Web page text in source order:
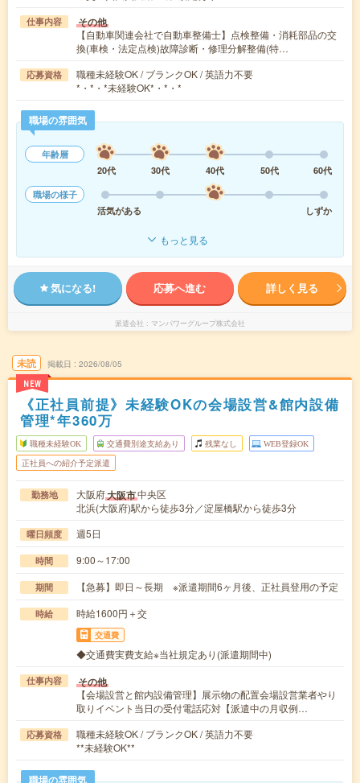
仕事内容 その他
【自動車関連会社で自動車整備士】点検整備・消耗部品の交
換(車検・法定点検)故障診断・修理分解整備(特…
応募資格
職種未経験OK / ブランクOK / 英語力不要
*・*・*未経験OK*・*・*
職場の雰囲気
年齢層
20代
30代 40代 50代
60代
職場の様子
活気がある
しずか
もっと見る
気になる! 応募へ進む 詳しく見る
派遣会社 マンパワーグループ株式会社
未読
NEW
掲載日 2026/08/05
《正社員前提》未経験OKの会場設営&館内設備
管理*年360万
職種未経験OK 交通費別途支給あり 残業なし WEB登録OK
正社員への紹介予定派遣
勤務地 大阪府大阪市中央区
北浜(大阪府)駅から徒歩3分／淀屋橋駅から徒歩3分
曜日頻度 週5日
時間 9:00～17:00
期間 【急募】即日～長期 ※派遣期間6ヶ月後、正社員登用の予定
時給 時給1600円＋交
交通費
◆交通費実費支給※当社規定あり(派遣期間中)
仕事内容 その他
【会場設営と館内設備管理】展示物の配置会場設営業者やり
取りイベント当日の受付電話応対【派遣中の月収例…
応募資格
職種未経験OK / ブランクOK / 英語力不要
**未経験OK**
職場の雰囲気